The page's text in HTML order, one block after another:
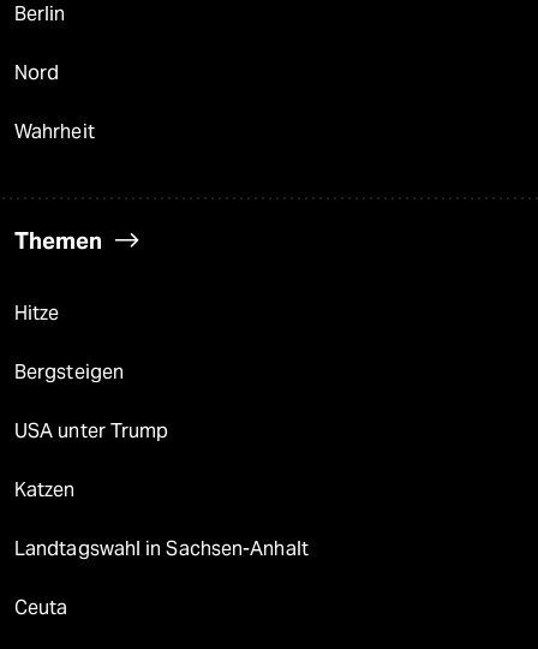
Berlin
Nord
Wahrheit
Themen
Hitze
Bergsteigen
USA unter Trump
Katzen
Landtagswahl in Sachsen-Anhalt
Ceuta